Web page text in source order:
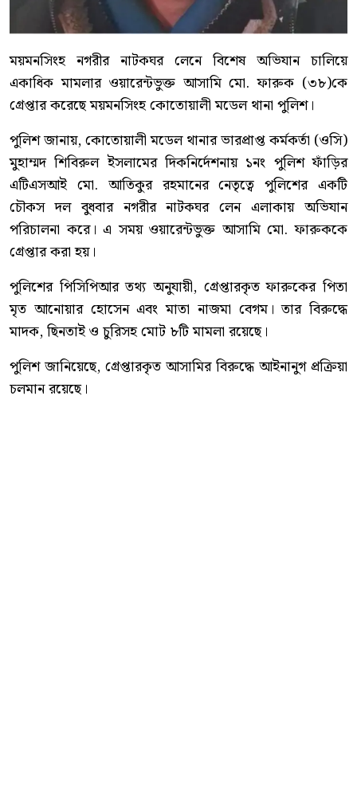
ময়মনসিংহ নগরীর নাটকঘর লেনে বিশেষ অভিযান চালিয়ে
একাধিক মামলার ওয়ারেন্টভুক্ত আসামি মো. ফারুক (৩৮)কে
গ্রেপ্তার করেছে ময়মনসিংহ কোতোয়ালী মডেল থানা পুলিশ।
পুলিশ জানায়, কোতোয়ালী মডেল থানার ভারপ্রাপ্ত কর্মকর্তা (ওসি)
মুহাম্মদ শিবিরুল ইসলামের দিকনির্দেশনায় ১নং পুলিশ ফাঁড়ির
এটিএসআই মো. আতিকুর রহমানের নেতৃত্বে পুলিশের একটি
চৌকস দল বুধবার নগরীর নাটকঘর লেন এলাকায় অভিযান
পরিচালনা করে। এ সময় ওয়ারেন্টভুক্ত আসামি মো. ফারুককে
গ্রেপ্তার করা হয়।
পুলিশের পিসিপিআর তথ্য অনুযায়ী, গ্রেপ্তারকৃত ফারুকের পিতা
মৃত আনোয়ার হোসেন এবং মাতা নাজমা বেগম। তার বিরুদ্ধে
মাদক, ছিনতাই ও চুরিসহ মোট ৮টি মামলা রয়েছে।
পুলিশ জানিয়েছে, গ্রেপ্তারকৃত আসামির বিরুদ্ধে আইনানুগ প্রক্রিয়া
চলমান রয়েছে।